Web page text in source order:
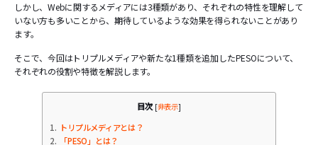
しかし、Webに関するメディアには3種類があり、それぞれの特性を理解して
いない方も多いことから、期待しているような効果を得られないことがあり
ます。
そこで、今回はトリプルメディアや新たな1種類を追加したPESOについて、
それぞれの役割や特徴を解説します。
目次 [非表示]
1
トリプルメディアとは？
2
「PESO」とは？